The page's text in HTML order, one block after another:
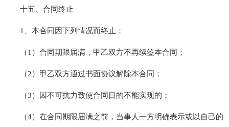
十五、合同终止
1、本合同因下列情况而终止：
（1）合同期限届满，甲乙双方不再续签本合同；
（2）甲乙双方通过书面协议解除本合同；
（3）因不可抗力致使合同目的不能实现的；
（4）在合同期限届满之前，当事人一方明确表示或以自己的